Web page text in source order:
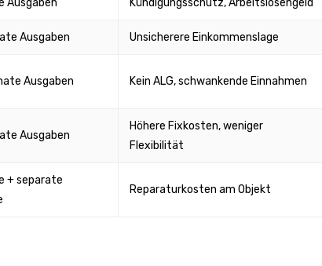
Ausgaben Kündigungsschutz, Arbeitslosengeld
Ausgaben Unsicherere Einkommenslage
Ausgaben Kein ALG, schwankende Einnahmen
Ausgaben
Höhere Fixkosten, weniger
Flexibilität
+ separate
Reparaturkosten am Objekt